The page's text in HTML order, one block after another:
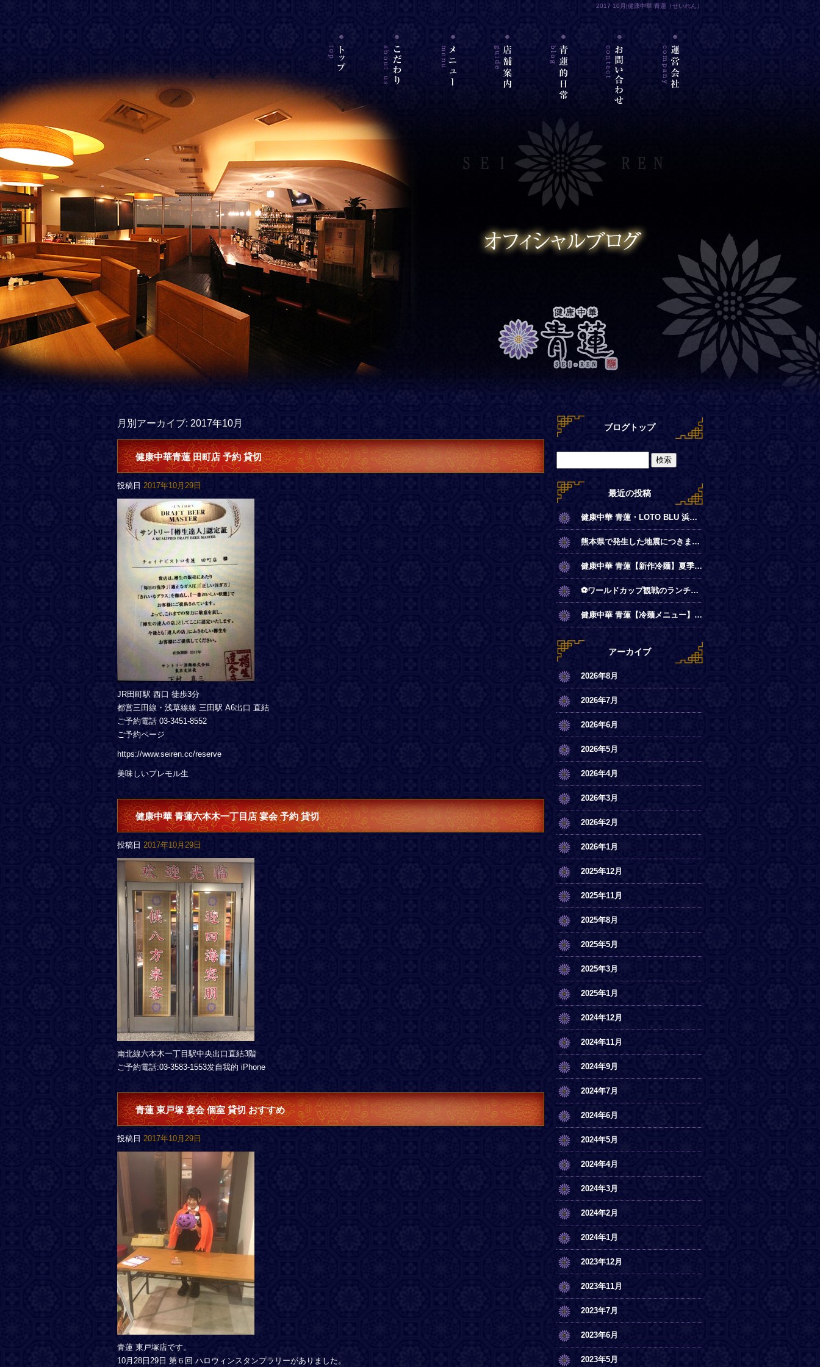
2017 10月|健康中華 青蓮（せいれん）
月別アーカイブ: 2017年10月
健康中華青蓮 田町店 予約 貸切
投稿日 2017年10月29日
JR田町駅 西口 徒歩3分
都営三田線・浅草線線 三田駅 A6出口 直結
ご予約電話 03-3451-8552
ご予約ページ
https://www.seiren.cc/reserve
美味しいプレモル生
健康中華 青蓮六本木一丁目店 宴会 予約 貸切
投稿日 2017年10月29日
南北線六本木一丁目駅中央出口直結3階
ご予約電話:03-3583-1553发自我的 iPhone
青蓮 東戸塚 宴会 個室 貸切 おすすめ
投稿日 2017年10月29日
青蓮 東戸塚店です。
10月28日29日 第６回 ハロウィンスタンプラリーがありました。
ブログトップ
最近の投稿
健康中華 青蓮・LOTO BLU 浜離宮店【夏季営業時間のお知らせ】
熊本県で発生した地震につきまして
健康中華 青蓮【新作冷麺】夏季限定◎冷やし麻辣麺
⚽ワールドカップ観戦のランチは青蓮で！
健康中華 青蓮【冷麺メニュー】一部店舗にてスタート
アーカイブ
2026年8月
2026年7月
2026年6月
2026年5月
2026年4月
2026年3月
2026年2月
2026年1月
2025年12月
2025年11月
2025年8月
2025年5月
2025年3月
2025年1月
2024年12月
2024年11月
2024年9月
2024年7月
2024年6月
2024年5月
2024年4月
2024年3月
2024年2月
2024年1月
2023年12月
2023年11月
2023年7月
2023年6月
2023年5月